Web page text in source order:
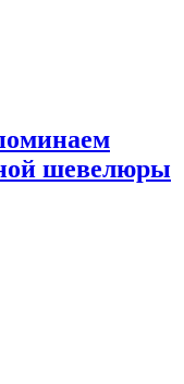
шевелюры